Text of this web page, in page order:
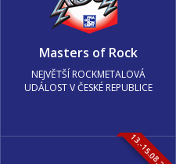
Masters of Rock
NEJVĚTŠÍ ROCKMETALOVÁ
UDÁLOST V ČESKÉ REPUBLICE